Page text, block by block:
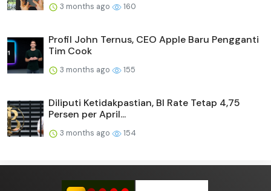
3 months ago 160
Profil John Ternus, CEO Apple Baru Pengganti
Tim Cook
3 months ago 155
Diliputi Ketidakpastian, BI Rate Tetap 4,75
Persen per April...
3 months ago 154